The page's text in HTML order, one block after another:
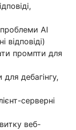
проблеми AI
відповіді)
промпти для
дебагінгу,
серверні
веб-